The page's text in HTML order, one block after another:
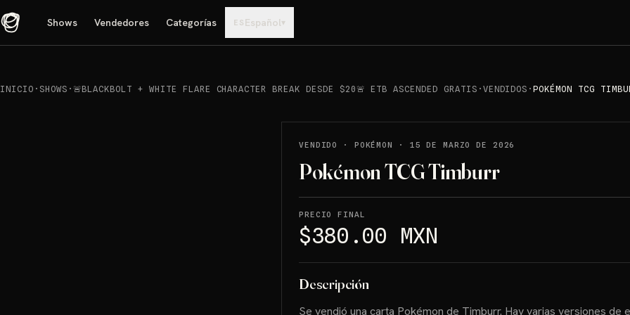
Shows Vendedores Categorías ES Español▾
INICIO · SHOWS · 🚨BLACKBOLT + WHITE FLARE CHARACTER BREAK DESDE $20🚨 ETB ASCENDED GRATIS · VENDIDOS ·POKÉMON TCG
VENDIDO · POKÉMON · 15 DE MARZO DE 2026
Pokémon TCG Timburr
PRECIO FINAL
$380.00 MXN
Descripción
Se vendió una carta Pokémon de Timburr. Hay varias versiones de